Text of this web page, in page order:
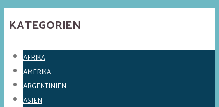
KATEGORIEN
AFRIKA
AMERIKA
ARGENTINIEN
ASIEN